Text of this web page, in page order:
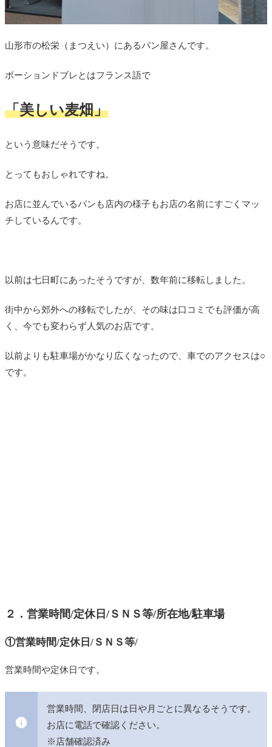
山形市の松栄（まつえい）にあるパン屋さんです。
ボーションドブレとはフランス語で
「美しい麦畑」
という意味だそうです。
とってもおしゃれですね。
お店に並んでいるパンも店内の様子もお店の名前にすごくマッ
チしているんです。
以前は七日町にあったそうですが、数年前に移転しました。
街中から郊外への移転でしたが、その味は口コミでも評価が高
く、今でも変わらず人気のお店です。
以前よりも駐車場がかなり広くなったので、車でのアクセスは○
です。
２．営業時間/定休日/ＳＮＳ等/所在地/駐車場
①営業時間/定休日/ＳＮＳ等/
営業時間や定休日です。
営業時間、閉店日は日や月ごとに異なるそうです。
お店に電話で確認ください。
※店舗確認済み